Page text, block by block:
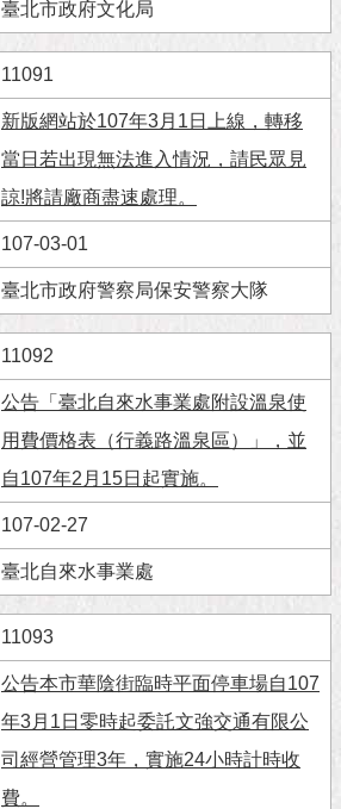
臺北市政府文化局
11091
新版網站於107年3月1日上線，轉移
當日若出現無法進入情況，請民眾見
諒!將請廠商盡速處理。
107-03-01
臺北市政府警察局保安警察大隊
11092
公告「臺北自來水事業處附設溫泉使
用費價格表（行義路溫泉區）」，並
自107年2月15日起實施。
107-02-27
臺北自來水事業處
11093
公告本市華陰街臨時平面停車場自107
年3月1日零時起委託文強交通有限公
司經營管理3年，實施24小時計時收
費。